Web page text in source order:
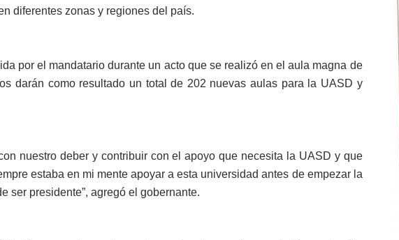
diferentes zonas y regiones del país.
por el mandatario durante un acto que se realizó en el aula magna de
darán como resultado un total de 202 nuevas aulas para la UASD y
nuestro de­ber y contribuir con el apo­yo que necesita la UASD y que
es­taba en mi mente apoyar a esta universidad antes de empezar la
ser presidente”, agregó el gobernante.